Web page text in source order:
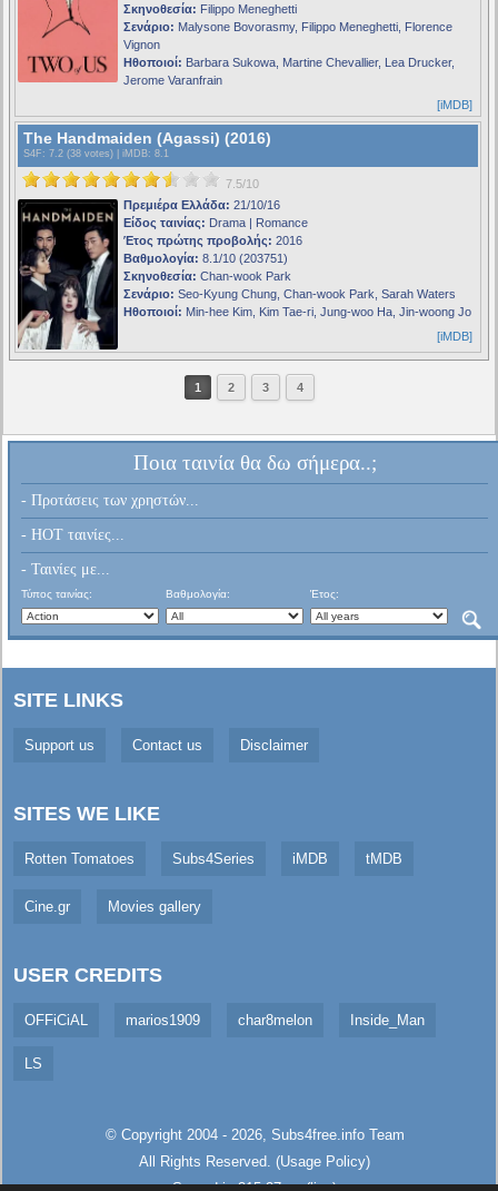
Σκηνοθεσία: Filippo Meneghetti
Σενάριο: Malysone Bovorasmy, Filippo Meneghetti, Florence
Vignon
Ηθοποιοί: Barbara Sukowa, Martine Chevallier, Lea Drucker,
Jerome Varanfrain
[iMDB]
The Handmaiden (Agassi) (2016)
S4F : 7.2 (38 votes) | iMDB: 8.1
7.5/10
Πρεμιέρα Ελλάδα: 21/10/16
Είδος ταινίας: Drama | Romance
Έτος πρώτης προβολής: 2016
Βαθμολογία: 8.1/10 (203751)
Σκηνοθεσία: Chan-wook Park
Σενάριο: Seo-Kyung Chung, Chan-wook Park, Sarah Waters
Ηθοποιοί: Min-hee Kim, Kim Tae-ri, Jung-woo Ha, Jin-woong Jo
[iMDB]
1 2 3 4
Ποια ταινία θα δω σήμερα..;
- Προτάσεις των χρηστών...
- HOT ταινίες...
- Ταινίες με...
Τύπος ταινίας: Βαθμολογία: Έτος:
SITE LINKS
Support us Contact us Disclaimer
SITES WE LIKE
Rotten Tomatoes Subs4Series iMDB tMDB
Cine.gr Movies gallery
USER CREDITS
OFFiCiAL marios1909 char8melon Inside_Man
LS
© Copyright 2004 - 2026, Subs4free.infoTeam
All Rights Reserved. (Usage Policy)